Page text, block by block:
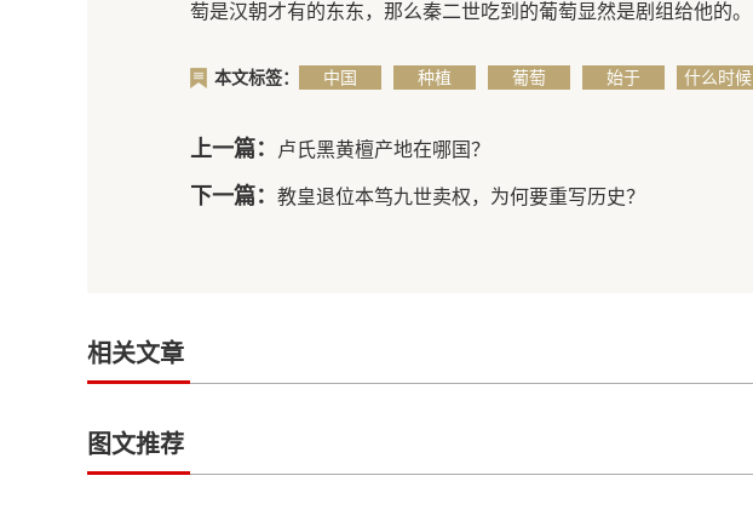
萄是汉朝才有的东东，那么秦二世吃到的葡萄显然是剧组给他的。
本文标签： 中国 种植 葡萄 始于 什么时候
上一篇： 卢氏黑黄檀产地在哪国？
下一篇： 教皇退位本笃九世卖权，为何要重写历史？
相关文章
图文推荐